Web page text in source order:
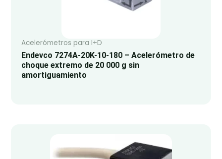
Acelerómetros para I+D
Endevco 7274A-20K-10-180 – Acelerómetro de
choque extremo de 20 000 g sin
amortiguamiento